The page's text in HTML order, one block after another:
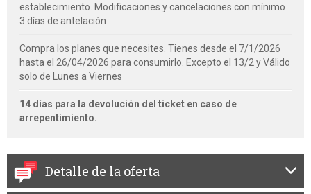
establecimiento. Modificaciones y cancelaciones con mínimo
3 días de antelación
Compra los planes que necesites. Tienes desde el 7/1/2026
hasta el 26/04/2026 para consumirlo. Excepto el 13/2 y Válido
solo de Lunes a Viernes
14 días para la devolución del ticket en caso de
arrepentimiento.
Detalle de la oferta